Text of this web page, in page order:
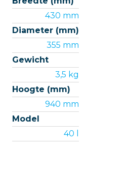
430 mm
Diameter (mm)
355 mm
Gewicht
3,5 kg
Hoogte (mm)
940 mm
Model
40 l